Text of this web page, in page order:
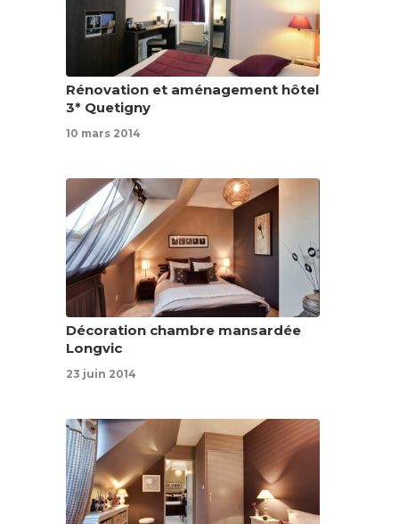
Rénovation et aménagement hôtel
3* Quetigny
10 mars 2014
Décoration chambre mansardée
Longvic
23 juin 2014